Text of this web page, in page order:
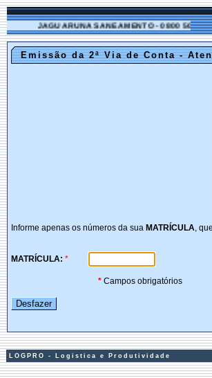
JAGUARUNA SANEAMENTO - 0800 500 4100
Emissão da 2ª Via de Conta -
Informe apenas os números da sua MATRÍCULA,
MATRÍCULA: *
* Campos obrigatórios
LOGPRO - Logistica e Produtividade